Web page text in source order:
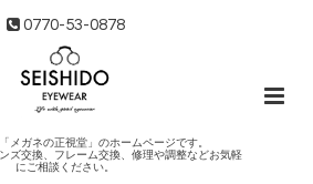
0770-53-0878
メガネの正視堂」のホームページです。
ズ交換、フレーム交換、修理や調整などお気軽
にご相談ください。